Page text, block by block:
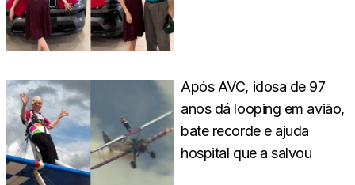
Após AVC, idosa de 97
anos dá looping em avião,
bate recorde e ajuda
hospital que a salvou